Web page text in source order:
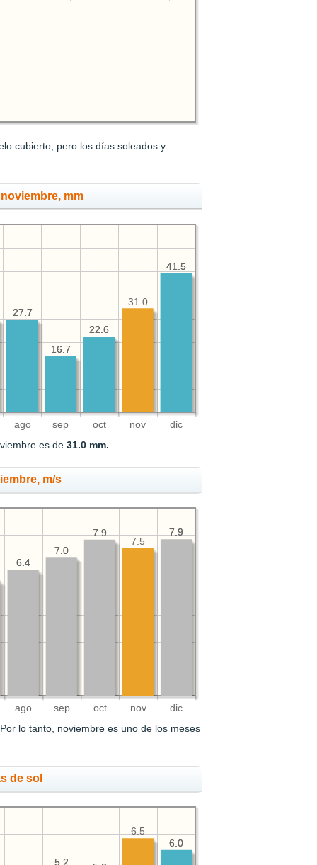
cubierto, pero los días soleados y
mm
ago sep oct nov dic
41.5
22.6
16.7
27.7
41.5
31.0
22.6
16.7
27.7
es de31.0 mm.
m/s
ago sep oct nov dic
7.9
7.9
7.0
6.4
7.9
7.5
7.9
7.0
6.4
Por lo tanto, noviembre es uno de los meses
de sol
6.0
5.2
6.0
6.5
5.2